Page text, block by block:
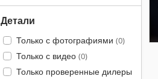
Детали
Только с фотографиями (0)
Только с видео (0)
Только проверенные дилеры